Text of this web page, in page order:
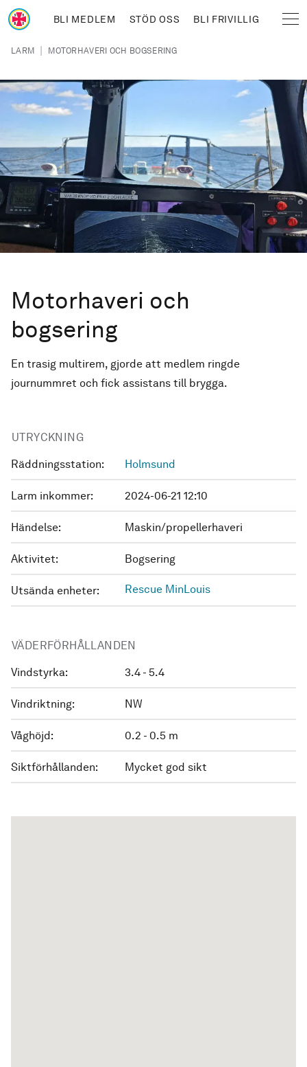
Hoppa till huvudinnehåll
BLI MEDLEM STÖD OSS BLI FRIVILLIG
Länkstig
LARM | MOTORHAVERI OCH BOGSERING
Motorhaveri och
bogsering
En trasig multirem, gjorde att medlem ringde
journummret och fick assistans till brygga.
UTRYCKNING
Räddningsstation: Holmsund
Larm inkommer: 2024-06-21 12:10
Händelse: Maskin/propellerhaveri
Aktivitet: Bogsering
Utsända enheter: Rescue MinLouis
VÄDERFÖRHÅLLANDEN
Vindstyrka: 3.4 - 5.4
Vindriktning: NW
Våghöjd: 0.2 - 0.5 m
Siktförhållanden: Mycket god sikt